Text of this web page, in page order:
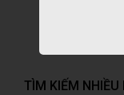
TÌM KIẾM NHIỀU